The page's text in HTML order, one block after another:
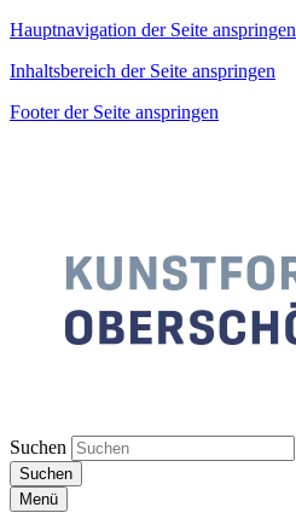
Hauptnavigation der Seite anspringen
Inhaltsbereich der Seite anspringen
Footer der Seite anspringen
Suchen
Suchen
Menü